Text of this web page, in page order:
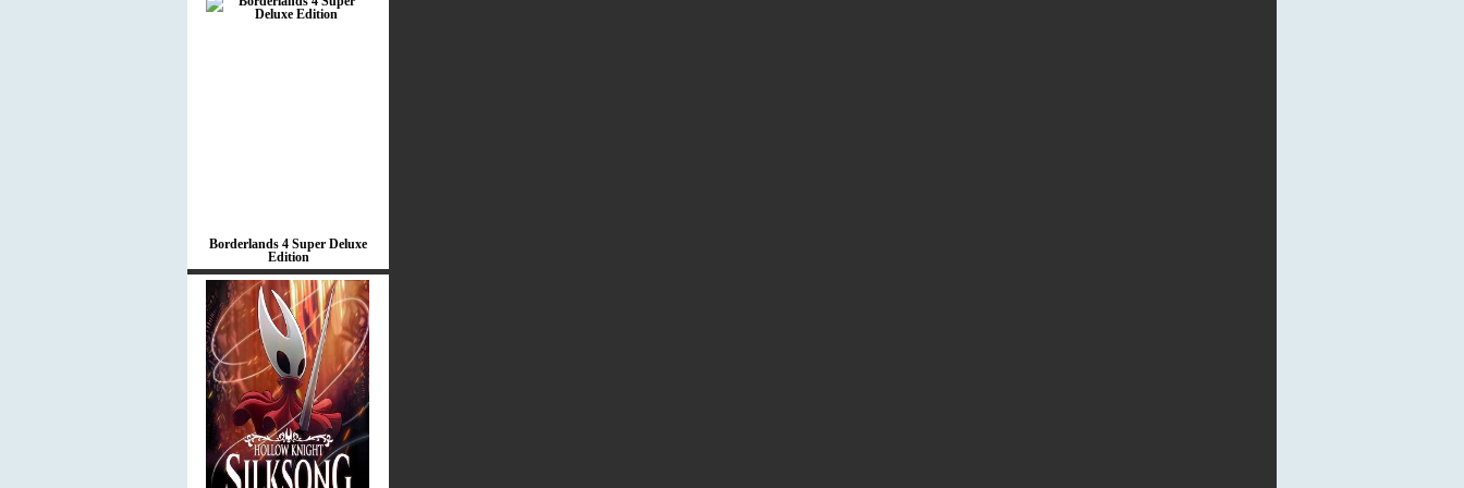
Borderlands 4 Super Deluxe
Edition